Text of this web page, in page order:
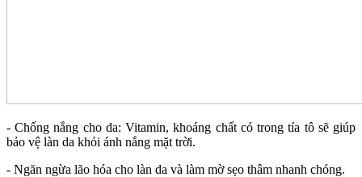
- Chống nắng cho da: Vitamin, khoáng chất có trong tía tô sẽ giúp
bảo vệ làn da khỏi ánh nắng mặt trời.
- Ngăn ngừa lão hóa cho làn da và làm mờ sẹo thâm nhanh chóng.